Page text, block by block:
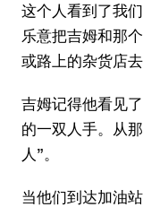
这个人看到了我
乐意把吉姆和那
或路上的杂货店
吉姆记得他看见
的一双人手。从
人”。
当他们到达加油